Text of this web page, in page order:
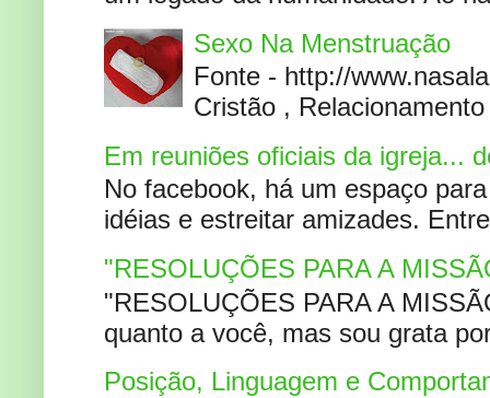
Sexo Na Menstruação
Fonte - http://
Cristão ,
Em reuniões oficiais da igreja...
No facebook, há um espaço
idéias e estreitar amizades.
"RESOLUÇÕES PARA A
"RESOLUÇÕES PARA A
quanto a você, mas sou grata
Posição, Linguagem e